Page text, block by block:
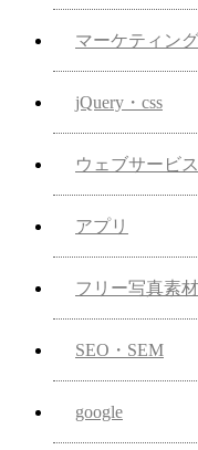
マーケティング
jQuery・css
ウェブサービス
アプリ
フリー写真素材
SEO・SEM
google